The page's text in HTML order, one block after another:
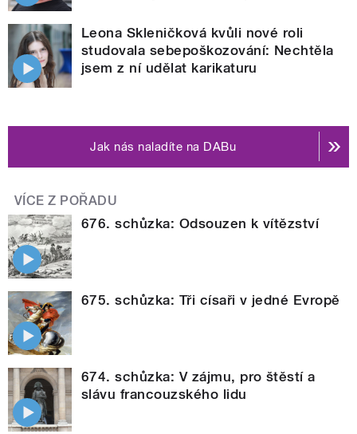
Leona Skleničková kvůli nové roli
studovala sebepoškozování: Nechtěla
jsem z ní udělat karikaturu
Jak nás naladíte na DABu
VÍCE Z POŘADU
676. schůzka: Odsouzen k vítězství
675. schůzka: Tři císaři v jedné Evropě
674. schůzka: V zájmu, pro štěstí a
slávu francouzského lidu